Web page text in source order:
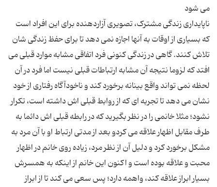
ناپایداری زندگی مشترک، تصویری آزاردهنده برای این افراد است
که بسیاری از اوقات به آنها اجازه نمی دهد تا برای حفظ زندگی شان
تلاش کنند. گاهی در زندگی کنونی فرد اتفاقی مشابه موارد قبلی می
افتد که لزوما نتیجه آن مشابه ارتباطات قبلی نیست اما فرد در آن
لحظه نمی تواند واقع بینانه برخورد کند و ناخودآگاه رفتاری از خود
نشان می دهد تا تجربه ای که از روابط قبلی اش داشته است، تکرار
نشود؛ مثلا خانمی را در نظر بگیرید که در رابطه قبلی اش دائما به
طرف مقابل اظهار علاقه می کردو بعد از مدتی ارتباط او با آن مرد به
مشکل برخورد کرد و دلیل آن از نظر مرد، زیاده روی خانم در اظهار
محبت و علاقه بوده است و اکنون این خانم از اینکه به همسرش
بسیار ابراز علاقه کند، واهمه دارد؛ پس سعی می کند تا از ابراز